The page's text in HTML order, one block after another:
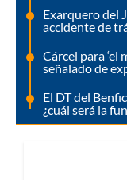
Exarquero del
accidente de
Cárcel para ‘el
señalado de
El DT del
¿cuál será la